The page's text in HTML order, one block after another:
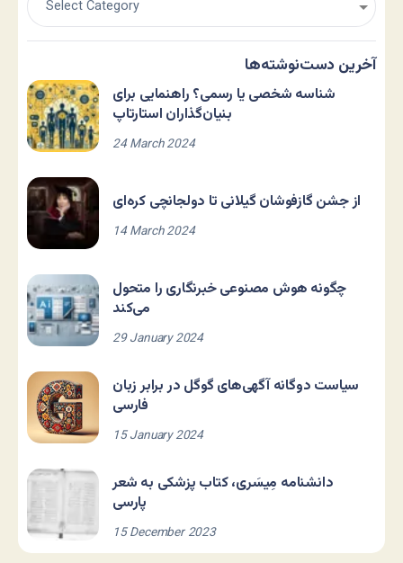
آخرین دست‌نوشته‌ها
شناسه شخصی یا رسمی؟ راهنمایی برای
بنیان‌گذاران استارتاپ
24 March 2024
از جشن گازفوشان گیلانی تا دولجانچی کره‌ای
14 March 2024
چگونه هوش مصنوعی خبرنگاری را متحول
می‌کند
29 January 2024
سیاست دوگانه آگهی‌های گوگل در برابر زبان
فارسی
15 January 2024
دانشنامه مِیسَری، کتاب پزشکی به شعر
پارسی
15 December 2023